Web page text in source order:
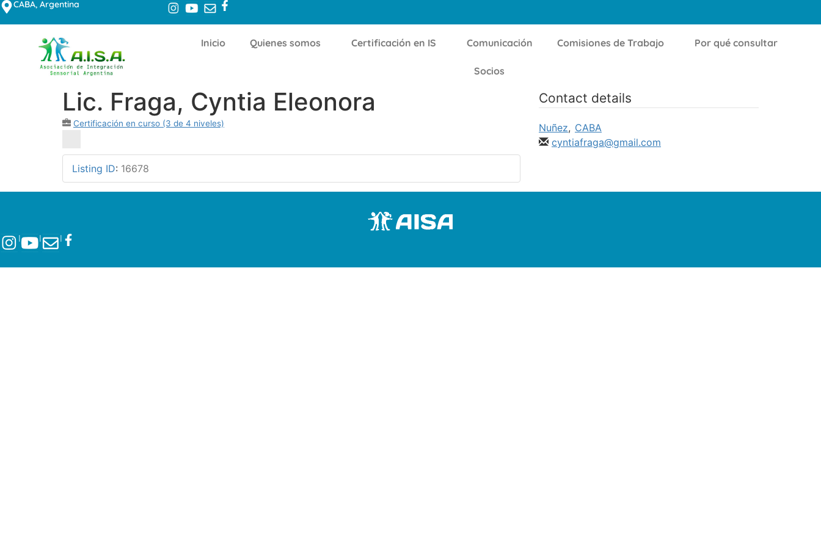
CABA, Argentina
Inicio Quienes somos Certificación en IS Comunicación Comisiones de Trabajo Por qué consultar
Socios
Lic. Fraga, Cyntia Eleonora
Certificación en curso (3 de 4 niveles)
Listing ID: 16678
Contact details
Nuñez, CABA
cyntiafraga@gmail.com
l l l